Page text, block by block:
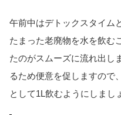
午前中はデトックスタイム
たまった老廃物を水を飲む
たのがスムーズに流れ出し
るため便意を促しますので
として1L飲むようにしまし